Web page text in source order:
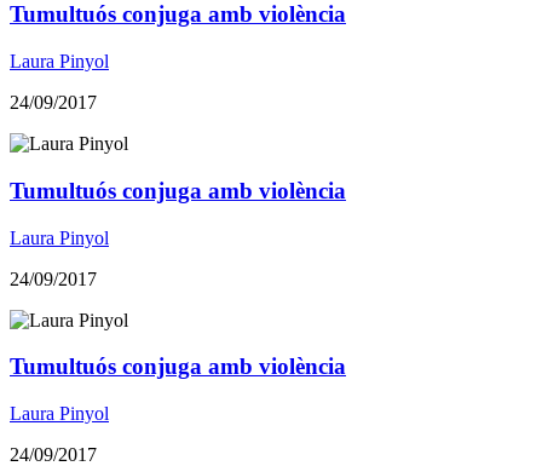
Tumultuós conjuga amb violència
Laura Pinyol
24/09/2017
Tumultuós conjuga amb violència
Laura Pinyol
24/09/2017
Tumultuós conjuga amb violència
Laura Pinyol
24/09/2017